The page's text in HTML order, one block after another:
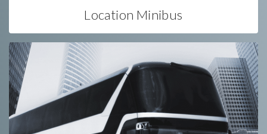
Location Minibus